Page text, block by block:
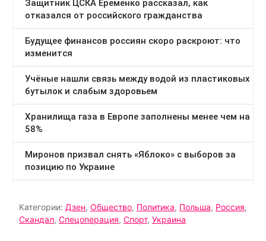
Категории: Дзен, Общество, Политика, Польша, Россия,
Скандал, Спецоперация, Спорт, Украина